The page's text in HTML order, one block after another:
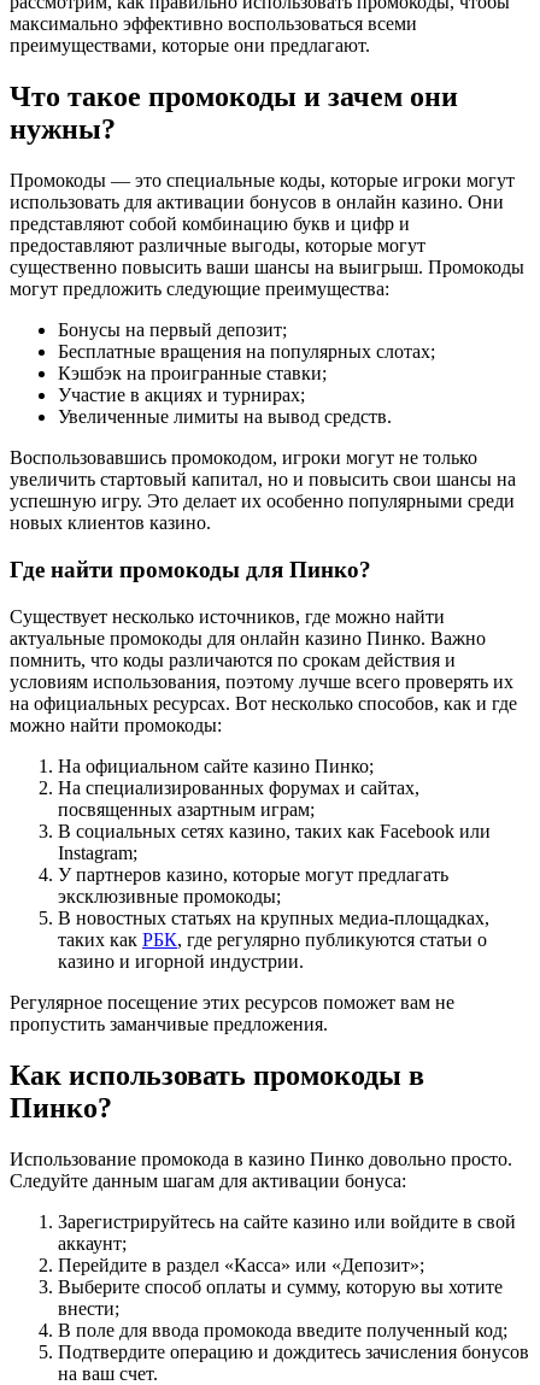
максимально эффективно воспользоваться всеми
преимуществами, которые они предлагают.
Что такое промокоды и зачем они
нужны?
Промокоды — это специальные коды, которые игроки могут
использовать для активации бонусов в онлайн казино. Они
представляют собой комбинацию букв и цифр и
предоставляют различные выгоды, которые могут
существенно повысить ваши шансы на выигрыш. Промокоды
могут предложить следующие преимущества:
Бонусы на первый депозит;
Бесплатные вращения на популярных слотах;
Кэшбэк на проигранные ставки;
Участие в акциях и турнирах;
Увеличенные лимиты на вывод средств.
Воспользовавшись промокодом, игроки могут не только
увеличить стартовый капитал, но и повысить свои шансы на
успешную игру. Это делает их особенно популярными среди
новых клиентов казино.
Где найти промокоды для Пинко?
Существует несколько источников, где можно найти
актуальные промокоды для онлайн казино Пинко. Важно
помнить, что коды различаются по срокам действия и
условиям использования, поэтому лучше всего проверять их
на официальных ресурсах. Вот несколько способов, как и где
можно найти промокоды:
На официальном сайте казино Пинко;
На специализированных форумах и сайтах,
посвященных азартным играм;
В социальных сетях казино, таких как Facebook или
Instagram;
У партнеров казино, которые могут предлагать
эксклюзивные промокоды;
В новостных статьях на крупных медиа-площадках,
таких как РБК, где регулярно публикуются статьи о
казино и игорной индустрии.
Регулярное посещение этих ресурсов поможет вам не
пропустить заманчивые предложения.
Как использовать промокоды в
Пинко?
Использование промокода в казино Пинко довольно просто.
Следуйте данным шагам для активации бонуса:
Зарегистрируйтесь на сайте казино или войдите в свой
аккаунт;
Перейдите в раздел «Касса» или «Депозит»;
Выберите способ оплаты и сумму, которую вы хотите
внести;
В поле для ввода промокода введите полученный код;
Подтвердите операцию и дождитесь зачисления бонусов
на ваш счет.